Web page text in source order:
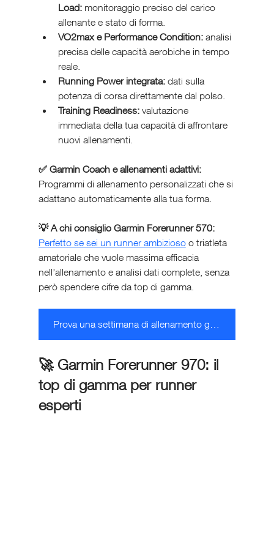
Load: monitoraggio preciso del carico
allenante e stato di forma.
VO2max e Performance Condition: analisi
precisa delle capacità aerobiche in tempo
reale.
Running Power integrata: dati sulla
potenza di corsa direttamente dal polso.
Training Readiness: valutazione
immediata della tua capacità di affrontare
nuovi allenamenti.
✅ Garmin Coach e allenamenti adattivi:
Programmi di allenamento personalizzati che si
adattano automaticamente alla tua forma.
💡 A chi consiglio Garmin Forerunner 570:
Perfetto se sei un runner ambizioso o triatleta
amatoriale che vuole massima efficacia
nell’allenamento e analisi dati complete, senza
però spendere cifre da top di gamma.
🚀 Garmin Forerunner 970: il
top di gamma per runner
esperti